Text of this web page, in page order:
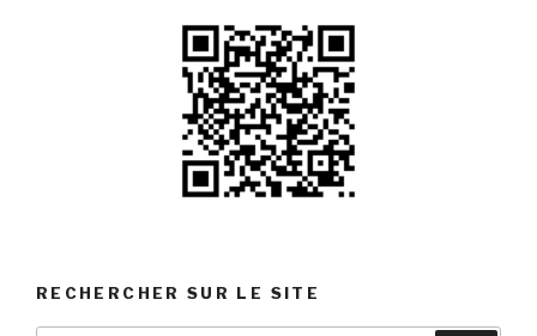
RECHERCHER SUR LE SITE